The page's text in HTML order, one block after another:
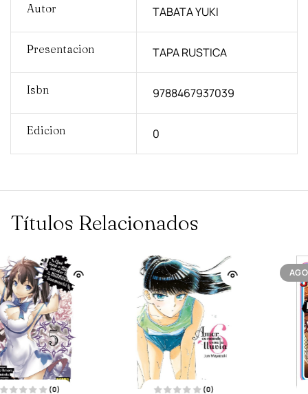
Autor TABATA YUKI
Presentacion TAPA RUSTICA
Isbn 9788467937039
Edicion 0
Títulos Relacionados
AGOTADO